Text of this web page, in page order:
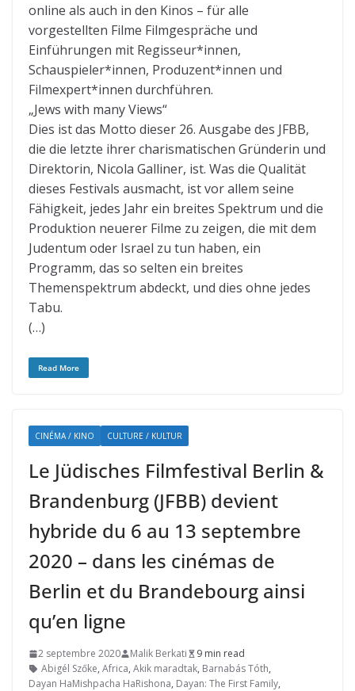
online als auch in den Kinos – für alle
vorgestellten Filme Filmgespräche und
Einführungen mit Regisseur*innen,
Schauspieler*innen, Produzent*innen und
Filmexpert*innen durchführen.
„Jews with many Views“
Dies ist das Motto dieser 26. Ausgabe des JFBB,
die die letzte ihrer charismatischen Gründerin und
Direktorin, Nicola Galliner, ist. Was die Qualität
dieses Festivals ausmacht, ist vor allem seine
Fähigkeit, jedes Jahr ein breites Spektrum und die
Produktion neuerer Filme zu zeigen, die mit dem
Judentum oder Israel zu tun haben, ein
Programm, das so selten ein breites
Themenspektrum abdeckt, und dies ohne jedes
Tabu.
(…)
Read More
CINÉMA / KINO CULTURE / KULTUR
Le Jüdisches Filmfestival Berlin &
Brandenburg (JFBB) devient
hybride du 6 au 13 septembre
2020 – dans les cinémas de
Berlin et du Brandebourg ainsi
qu’en ligne
2 septembre 2020 Malik Berkati
9 min read
Abigél Szőke, Africa, Akik maradtak, Barnabás Tóth,
Dayan HaMishpacha HaRishona, Dayan: The First Family,